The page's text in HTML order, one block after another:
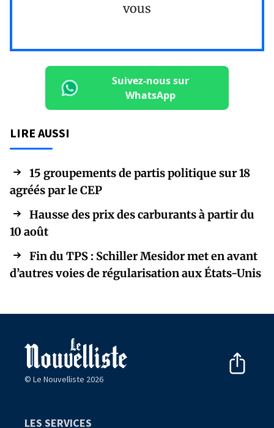
vous
Suivez-nous sur
WhatsApp
LIRE AUSSI
15 groupements de partis politique sur 18
agréés par le CEP
Hausse des prix des carburants à partir du
10 août
Fin du TPS : Schiller Mesidor met en avant
d’autres voies de régularisation aux États-Unis
© Le Nouvelliste 2026
LES SERVICES